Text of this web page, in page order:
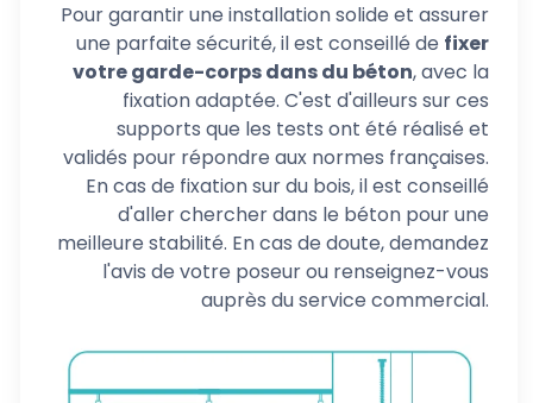
Pour garantir une installation solide et assurer
une parfaite sécurité, il est conseillé de fixer
votre garde-corps dans du béton, avec la
fixation adaptée. C'est d'ailleurs sur ces
supports que les tests ont été réalisé et
validés pour répondre aux normes françaises.
En cas de fixation sur du bois, il est conseillé
d'aller chercher dans le béton pour une
meilleure stabilité. En cas de doute, demandez
l'avis de votre poseur ou renseignez-vous
auprès du service commercial.